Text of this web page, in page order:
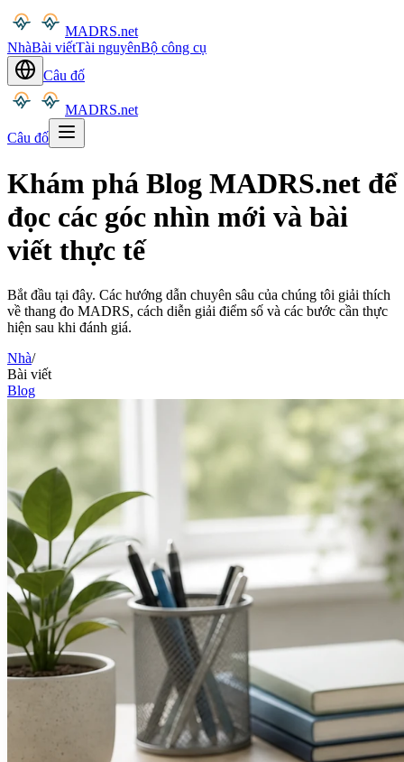
MADRS.net
NhàBài viếtTài nguyênBộ công cụ
Câu đố
MADRS.net
Câu đố
Khám phá Blog MADRS.net để
đọc các góc nhìn mới và bài
viết thực tế
Bắt đầu tại đây. Các hướng dẫn chuyên sâu của chúng tôi giải thích
về thang đo MADRS, cách diễn giải điểm số và các bước cần thực
hiện sau khi đánh giá.
Nhà/
Bài viết
Blog